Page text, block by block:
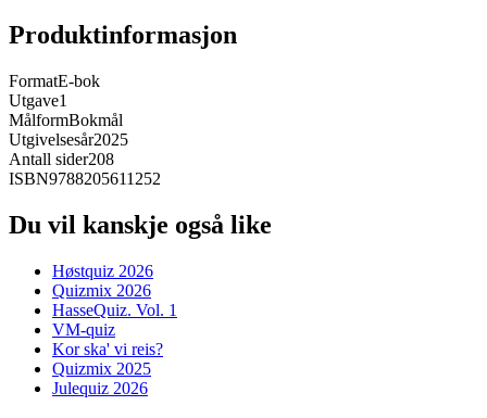
Produktinformasjon
FormatE-bok
Utgave1
MålformBokmål
Utgivelsesår2025
Antall sider208
ISBN9788205611252
Du vil kanskje også like
Høstquiz 2026
Quizmix 2026
HasseQuiz. Vol. 1
VM-quiz
Kor ska' vi reis?
Quizmix 2025
Julequiz 2026